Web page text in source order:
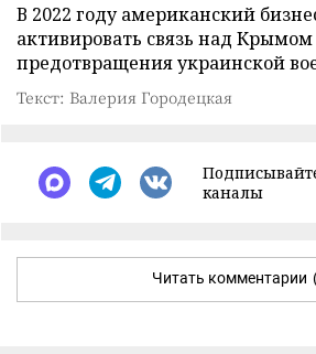
В 2022 году американский
активировать связь над
предотвращения украинской
Текст: Валерия Городецкая
каналы
Читать комментарии